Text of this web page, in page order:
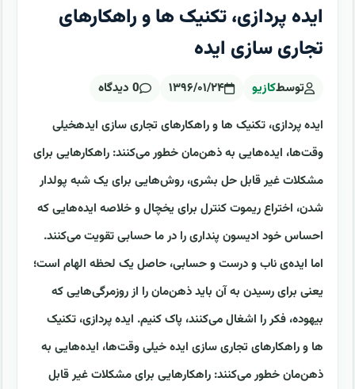
ایده پردازی، تکنیک ها و راهکارهای
تجاری سازی ایده
توسطکازیو ۱۳۹۶/۰۱/۲۴ 0 دیدگاه
ایده پردازی، تکنیک ها و راهکارهای تجاری سازی ایدهخیلی
وقت‌ها، ایده‌هایی به ذهن‌مان خطور می‌کنند: راهکارهایی برای
مشکلات غیر قابل حل بشری، روش‌هایی برای یک شبه پولدار
شدن، اختراع ریموت کنترل برای یخچال و خلاصه ایده‌هایی که
احساس خود‌ ادیسون پنداری‌ را در ما حسابی تقویت می‌کنند.
اما ایده‌ی ناب و درست و حسابی، حاصل یک لحظه الهام است؛
یعنی برای رسیدن به آن باید ذهن‌مان را از روزمرگی‌هایی که
بیهوده، فکر را اشغال می‌کنند، پاک کنیم. ایده پردازی، تکنیک
ها و راهکارهای تجاری سازی ایده خیلی وقت‌ها، ایده‌هایی به
ذهن‌مان خطور می‌کنند: راهکارهایی برای مشکلات غیر قابل